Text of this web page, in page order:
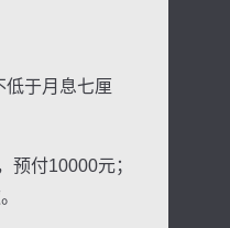
于月息七厘
付10000元；